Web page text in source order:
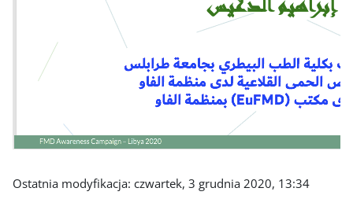
Ostatnia modyfikacja: czwartek, 3 grudnia 2020, 13:34